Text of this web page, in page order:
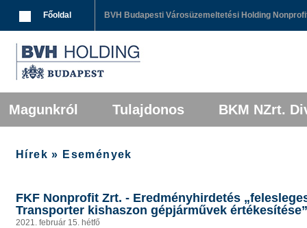
Tovább az elsődleges tartalomra
Tovább a másodlagos tartalomra
Magunkról Tulajdonos BKM NZrt.
BreadcrumbsFőoldal BVH Budapesti Városüzemeltetési Holding
Hírek » Események
FKF Nonprofit Zrt. - Eredményhirdetés
Transporter kishaszon gépjárművek
2021. február 15. hétfő